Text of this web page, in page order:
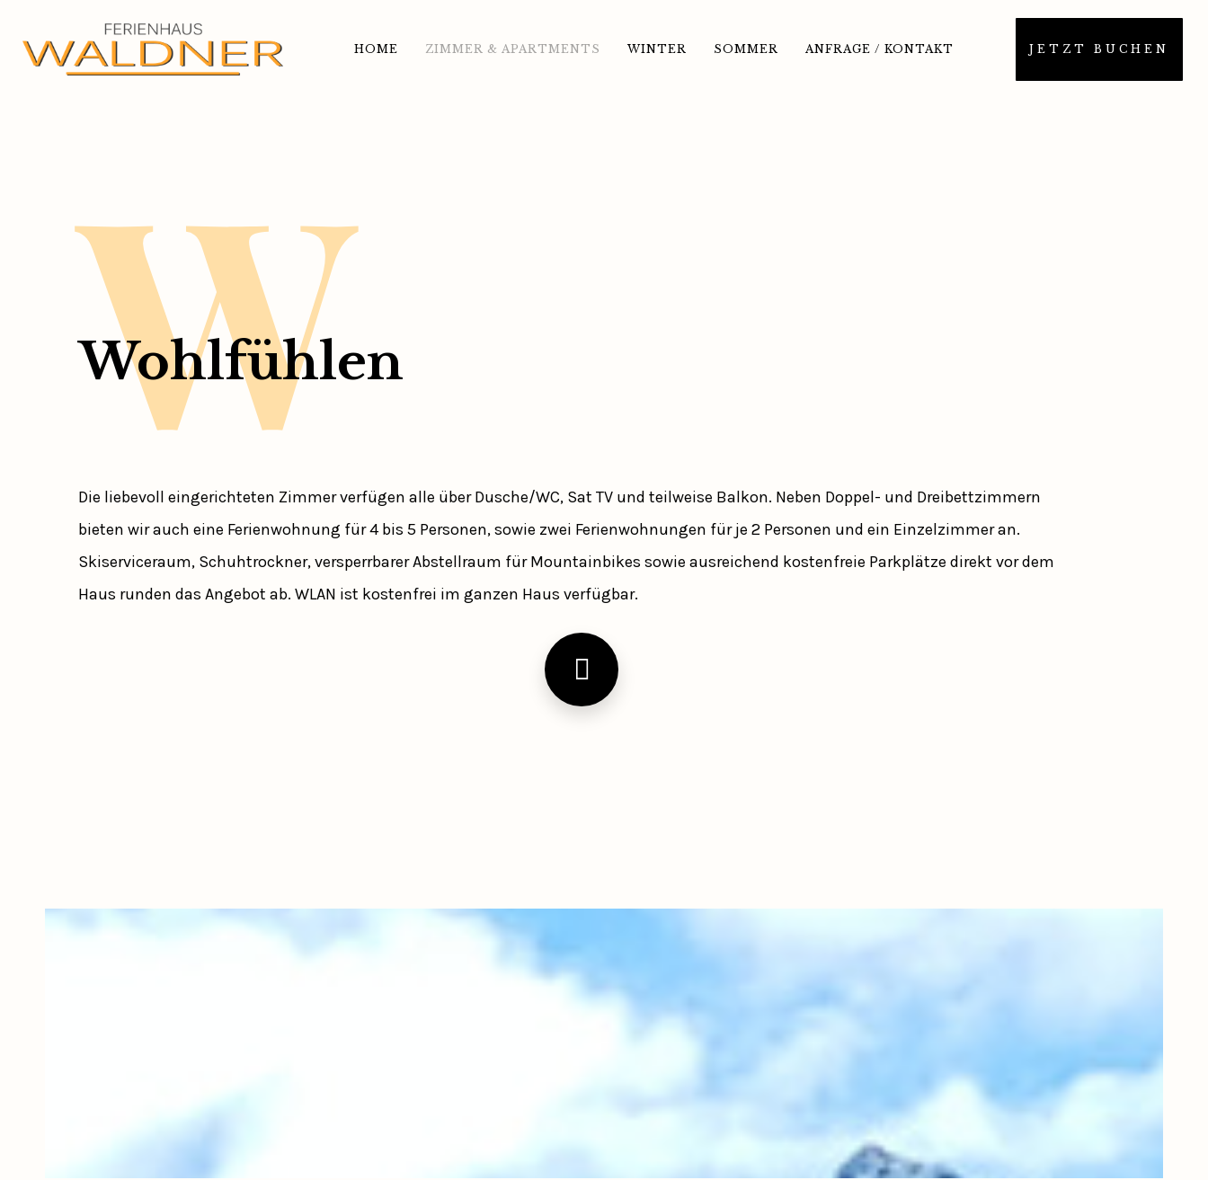
HOME ZIMMER & APARTMENTS WINTER SOMMER ANFRAGE / KONTAKT JETZT BUCHEN
W
Wohlfühlen
Die liebevoll eingerichteten Zimmer verfügen alle über Dusche/WC, Sat TV und teilweise Balkon. Neben Doppel- und Dreibettzimmern
bieten wir auch eine Ferienwohnung für 4 bis 5 Personen, sowie zwei Ferienwohnungen für je 2 Personen und ein Einzelzimmer an.
Skiserviceraum, Schuhtrockner, versperrbarer Abstellraum für Mountainbikes sowie ausreichend kostenfreie Parkplätze direkt vor dem
Haus runden das Angebot ab. WLAN ist kostenfrei im ganzen Haus verfügbar.